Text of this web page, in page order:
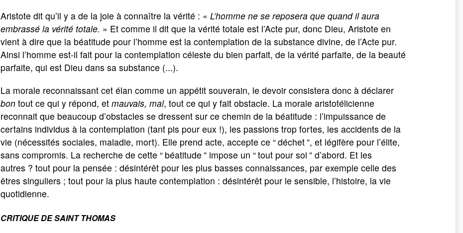
Aristote dit qu’il y a de la joie à connaître la vérité : « L’homme ne se reposera que quand il aura
embrassé la vérité totale. » Et comme il dit que la vérité totale est l’Acte pur, donc Dieu, Aristote en
vient à dire que la béatitude pour l’homme est la contemplation de la substance divine, de l’Acte pur.
Ainsi l’homme est-il fait pour la contemplation céleste du bien parfait, de la vérité parfaite, de la beauté
parfaite, qui est Dieu dans sa substance (...).
La morale reconnaissant cet élan comme un appétit souverain, le devoir consistera donc à déclarer
bon tout ce qui y répond, et mauvais, mal, tout ce qui y fait obstacle. La morale aristotélicienne
reconnait que beaucoup d’obstacles se dressent sur ce chemin de la béatitude : l’impuissance de
certains individus à la contemplation (tant pis pour eux !), les passions trop fortes, les accidents de la
vie (nécessités sociales, maladie, mort). Elle prend acte, accepte ce “déchet”, et légifère pour l’élite,
sans compromis. La recherche de cette “ béatitude ” impose un “tout pour soi ” d’abord. Et les
autres ? tout pour la pensée : désintérêt pour les plus basses connaissances, par exemple celle des
êtres singuliers ; tout pour la plus haute contemplation : désintérêt pour le sensible, l’histoire, la vie
quotidienne.
CRITIQUE DE SAINT THOMAS